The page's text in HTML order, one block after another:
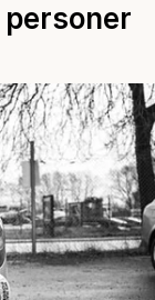
personer